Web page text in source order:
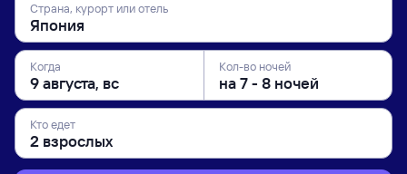
Страна, курорт или отель
Когда Кол-во ночей
Кто едет